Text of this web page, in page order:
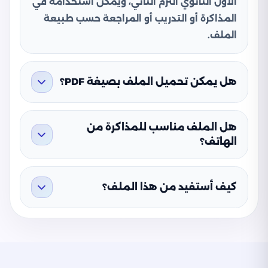
المذاكرة أو التدريب أو المراجعة حسب طبيعة
الملف.
هل يمكن تحميل الملف بصيغة PDF؟
هل الملف مناسب للمذاكرة من
الهاتف؟
كيف أستفيد من هذا الملف؟